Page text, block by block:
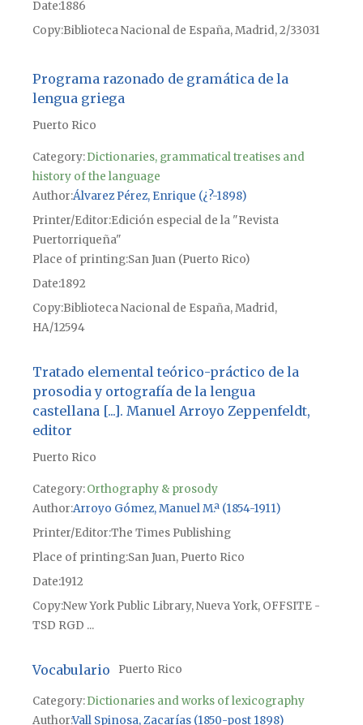
Date1886
CopyBiblioteca Nacional de España, Madrid, 2/33031
Programa razonado de gramática de la
lengua griega
Puerto Rico
Category:Dictionaries, grammatical treatises and
history of the language
Author Álvarez Pérez, Enrique (¿?-1898)
Printer/Editor Edición especial de la "Revista
Puertorriqueña"
Place of printingSan Juan (Puerto Rico)
Date1892
CopyBiblioteca Nacional de España, Madrid,
HA/12594
Tratado elemental teórico-práctico de la
prosodia y ortografía de la lengua
castellana [...]. Manuel Arroyo Zeppenfeldt,
editor
Puerto Rico
Category:Orthography & prosody
Author Arroyo Gómez, Manuel M.ª (1854-1911)
Printer/Editor The Times Publishing
Place of printingSan Juan, Puerto Rico
Date1912
CopyNew York Public Library, Nueva York, OFFSITE -
TSD RGD ...
Vocabulario Puerto Rico
Category:Dictionaries and works of lexicography
AuthorVall Spinosa, Zacarías (1850-post 1898)